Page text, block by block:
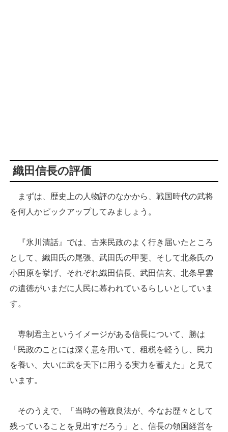
織田信長の評価
まずは、歴史上の人物評のなかから、戦国時代の武将
を何人かピックアップしてみましょう。
『氷川清話』では、古来民政のよく行き届いたところ
として、織田氏の尾張、武田氏の甲斐、そして北条氏の
小田原を挙げ、それぞれ織田信長、武田信玄、北条早雲
の遺徳がいまだに人民に慕われているらしいとしていま
す。
専制君主というイメージがある信長について、勝は
「民政のことには深く意を用いて、租税を軽うし、民力
を養い、大いに武を天下に用うる実力を蓄えた」と見て
います。
そのうえで、「当時の善政良法が、今なお歴々として
残っていることを見出すだろう」と、信長の領国経営を